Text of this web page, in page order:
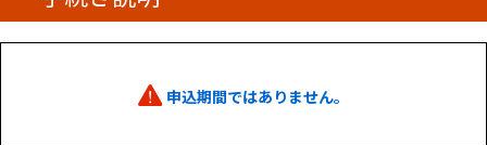
申込期間ではありません。